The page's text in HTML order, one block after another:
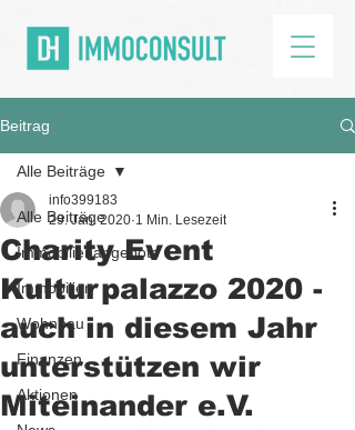
Beitrag
Alle Beiträge
Immobilienangebote
Immobilien
Wohnbau
Finanzen
Aktionen
Alle Beiträge
Charity Event
Kulturpalazzo 2020 -
auch in diesem Jahr
unterstützen wir
Miteinander e.V.
info399183
29. Jan. 2020 1 Min. Lesezeit